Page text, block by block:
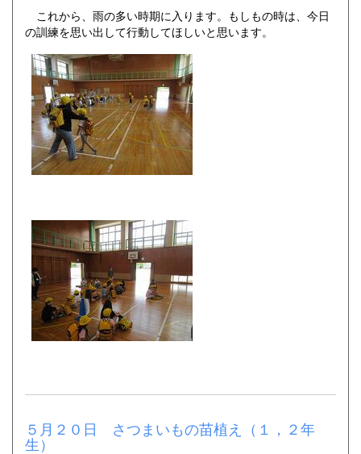
これから、雨の多い時期に入ります。もしもの時は、今日
の訓練を思い出して行動してほしいと思います。
５月２０日 さつまいもの苗植え（１，２年
生）